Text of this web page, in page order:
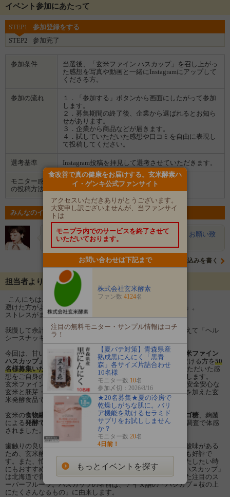
現代人は食生活の偏りにより、ビタミン・ミネラル、食物繊維、酵素な
どが不足しがち。
玄米酵素は、そんな皆様の毎日の栄養をサポートします！
●原材料：玄米、オリゴ糖、粗糖、玄米胚芽・表皮、ハスカップ、麹菌
イベント参加にあたって
STEP1
参加登録をする
STEP2
参加完了
参加条件
当選後、「玄米ファイン ハスカップ」を召し上がっ
た感想を写真や動画と一緒にInstagramにアップして
くださる方。
参加の流れ
１．「参加する」ボタンから画面にしたがって参加
します。
２．募集期間の終了後、企業から選ばれるとお知ら
せがあります。
３．企業から商品などが届きます。
４．試していただいた感想や口コミを自由に表現し
て投稿してください。
選考基準 Instagram投稿を拝見して選考させていただきます。
モニター感想
の投稿方法
Instagram
みんなのイベントの意気込み
Ruka 健康のためにたべたいです！是非よろしくお願い致
します！
意気込みを書く
担当者よりメッセージ
こんにちは、株式会社玄米酵素です。
避けた方がよいとわかっていても、つい食べてしまう「間食」。
ストレスがまたまると止められなくなる「甘いもの」。
我慢して余計ストレスを抱えるより、健康的な間食に置き変えて「ヘル
シースナッキング」を実践してみませんか？
今回は、甘いもの・間食がやめられない方にオススメの
「玄米ファイン
ハスカップ」の30g入サンプル（1袋 約30粒）をお試しいただける方を50
名様募集いたします♪※モニターに選ばれた方は、お試しいただいた感
想をご自身のInstagramでご紹介くださいますようお願いいたします。
玄米ファイン ハスカップとは 玄米ファイン ハスカップは、安全安心な
玄米と胚芽・表皮を麹菌で発酵させ、オリゴ糖、ハスカップを加えた玄
米発酵食品です。
玄米の食物繊維 はもちろん、 ビフィズス菌のエサになるオリゴ糖、麹菌
による発酵で生まれる各種酵素の働きを75％の方がモニター調査で体感
されました。
歯触りの良いタブレットタイプで、麹の甘みとハスカップの酸味がある
ため、玄米酵素ハイ・ゲンキが苦手なお子様のおやつとしても好評で
す。また、忙しくて食事がとれない時や、ちょっとお腹を満たしたい時
にもおすすめです。 スーパーフルーツ「ハスカップ」 「ハスカップ」
は北海道で育つベリーの一種で、不老長寿の実と呼ばれてきた注目のス
ーパーフルーツ。ハスカップの名前は、アイヌ語の「ハシカプ＝枝の上
にたくさんなるもの」に由来します。
食改善で真の健康をお届けする。玄米酵素ハ
イ・ゲンキ公式ファンサイト
アクセスいただきありがとうございます。
大変申し訳ございませんが、当ファンサイ
トは
モニプラ内でのサービスを終了させて
いただいております。
お問い合わせは下記まで
株式会社玄米酵素
ファン数 4124名
注目の無料モニター・サンプル情報はコチ
ラ！
【夏バテ対策】青森県産
熟成黒にんにく「黒青
森」各サイズ片詰合わせ
10名様
モニター数 10名
参加〆切：2026/8/16
★20名募集★夏の冷房で
乾燥しがちな肌に。バリ
ア機能を助けるセラミド
サプリをお試ししません
か？
モニター数 20名
4日前！
もっとイベントを探す